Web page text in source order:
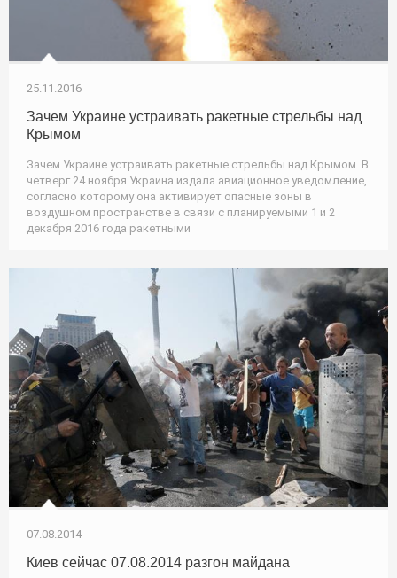
25.11.2016
Зачем Украине устраивать ракетные стрельбы над
Крымом
Зачем Украине устраивать ракетные стрельбы над Крымом. В
четверг 24 ноября Украина издала авиационное уведомление,
согласно которому она активирует опасные зоны в
воздушном пространстве в связи с планируемыми 1 и 2
декабря 2016 года ракетными
07.08.2014
Киев сейчас 07.08.2014 разгон майдана